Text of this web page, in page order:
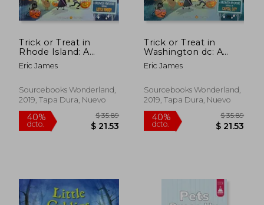
40%
dcto.
$ 39.64
$ 23.78
40%
dcto.
Trick or Treat in
Rhode Island: A
Halloween Adventure
Through Little Rhody
Eric James
Sourcebooks Wonderland,
2019, Tapa Dura, Nuevo
Trick or Treat in
Washington dc: A
Halloween Adventure
Through the Capital
Eric James
Sourcebooks Wonderland,
2019, Tapa Dura, Nuevo